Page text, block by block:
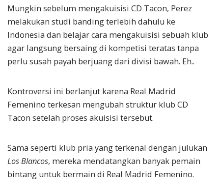
Mungkin sebelum mengakuisisi CD Tacon, Perez
melakukan studi banding terlebih dahulu ke
Indonesia dan belajar cara mengakuisisi sebuah klub
agar langsung bersaing di kompetisi teratas tanpa
perlu susah payah berjuang dari divisi bawah. Eh..
Kontroversi ini berlanjut karena Real Madrid
Femenino terkesan mengubah struktur klub CD
Tacon setelah proses akuisisi tersebut.
Sama seperti klub pria yang terkenal dengan julukan
Los Blancos, mereka mendatangkan banyak pemain
bintang untuk bermain di Real Madrid Femenino.